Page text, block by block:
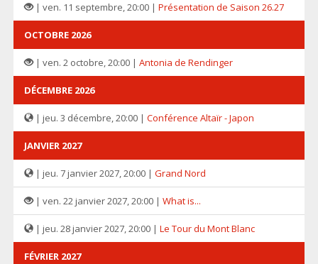
| ven. 11 septembre, 20:00 | Présentation de Saison 26.27
OCTOBRE 2026
| ven. 2 octobre, 20:00 | Antonia de Rendinger
DÉCEMBRE 2026
| jeu. 3 décembre, 20:00 | Conférence Altaïr - Japon
JANVIER 2027
| jeu. 7 janvier 2027, 20:00 | Grand Nord
| ven. 22 janvier 2027, 20:00 | What is...
| jeu. 28 janvier 2027, 20:00 | Le Tour du Mont Blanc
FÉVRIER 2027